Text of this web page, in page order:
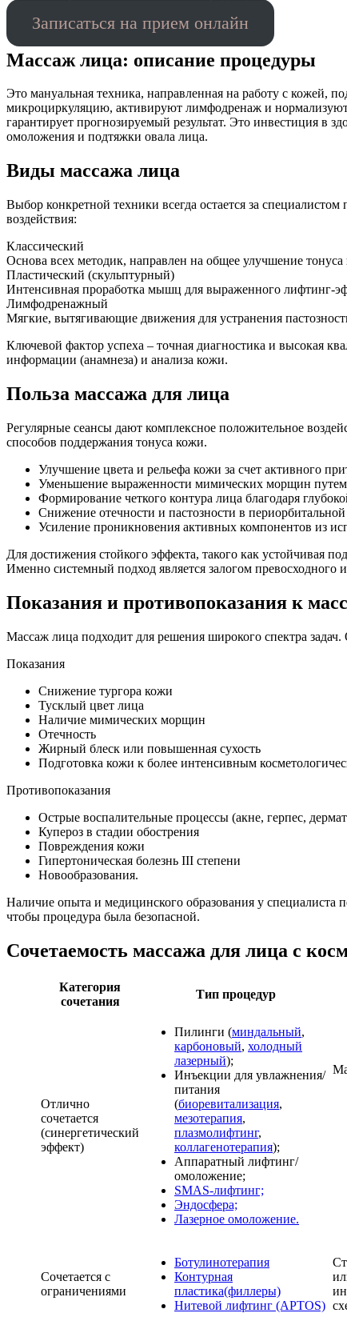
Записаться на прием онлайн
Массаж лица: описание процедуры
Это мануальная техника, направленная на работу с
микроциркуляцию, активируют лимфодренаж и
гарантирует прогнозируемый результат. Это инвестиция в
омоложения и подтяжки овала лица.
Виды массажа лица
Выбор конкретной техники всегда остается за
воздействия:
Классический
Основа всех методик, направлен на общее улучшение тонуса
Пластический (скульптурный)
Интенсивная проработка мышц для выраженного лифтинг-
Лимфодренажный
Мягкие, вытягивающие движения для устранения
Ключевой фактор успеха – точная диагностика и высокая
информации (анамнеза) и анализа кожи.
Польза массажа для лица
Регулярные сеансы дают комплексное положительное
способов поддержания тонуса кожи.
Улучшение цвета и рельефа кожи за счет активного
Уменьшение выраженности мимических морщин
Формирование четкого контура лица благодаря
Снижение отечности и пастозности в периорбитальной
Усиление проникновения активных компонентов из
Для достижения стойкого эффекта, такого как устойчивая
Именно системный подход является залогом
Показания и противопоказания к
Массаж лица подходит для решения широкого спектра
Показания
Снижение тургора кожи
Тусклый цвет лица
Наличие мимических морщин
Отечность
Жирный блеск или повышенная сухость
Подготовка кожи к более интенсивным
Противопоказания
Острые воспалительные процессы (акне, герпес,
Купероз в стадии обострения
Повреждения кожи
Гипертоническая болезнь III степени
Новообразования.
Наличие опыта и медицинского образования у специалиста
чтобы процедура была безопасной.
Сочетаемость массажа для лица с
Категория
сочетания
Тип процедур
Отлично
сочетается
(синергетический
эффект)
Пилинги (миндальный,
карбоновый, холодный
лазерный);
Инъекции для увлажнения/
питания
(биоревитализация,
мезотерапия,
плазмолифтинг,
коллагенотерапия);
Аппаратный лифтинг/
омоложение;
SMAS-лифтинг;
Эндосфера;
Лазерное омоложение.
Сочетается с
ограничениями
Ботулинотерапия
Контурная
пластика(филлеры)
Нитевой лифтинг (APTOS)